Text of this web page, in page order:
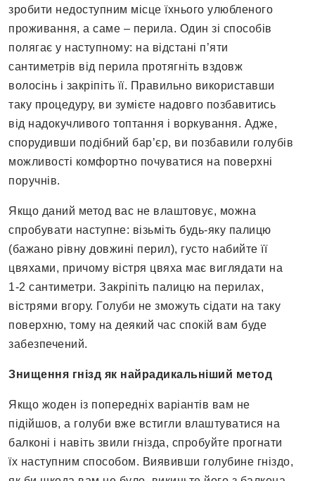
зробити недоступним місце їхнього улюбленого
проживання, а саме – перила. Один зі способів
полягає у наступному: на відстані п’яти
сантиметрів від перила протягніть вздовж
волосінь і закріпіть її. Правильно використавши
таку процедуру, ви зумієте надовго позбавитись
від надокучливого топтання і воркування. Адже,
спорудивши подібний бар’єр, ви позбавили голубів
можливості комфортно почуватися на поверхні
поручнів.
Якщо даний метод вас не влаштовує, можна
спробувати наступне: візьміть будь-яку палицю
(бажано рівну довжині перил), густо набийте її
цвяхами, причому вістря цвяха має виглядати на
1-2 сантиметри. Закріпіть палицю на перилах,
вістрями вгору. Голуби не зможуть сідати на таку
поверхню, тому на деякий час спокій вам буде
забезпечений.
Знищення гнізд як найрадикальніший метод
Якщо жоден із попередніх варіантів вам не
підійшов, а голуби вже встигли влаштуватися на
балконі і навіть звили гнізда, спробуйте прогнати
їх наступним способом. Виявивши голубине гніздо,